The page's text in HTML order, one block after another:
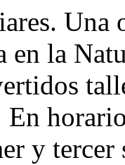
Una
en la
y tercer